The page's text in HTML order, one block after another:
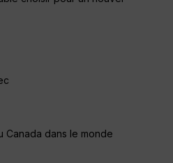
Canada dans le monde